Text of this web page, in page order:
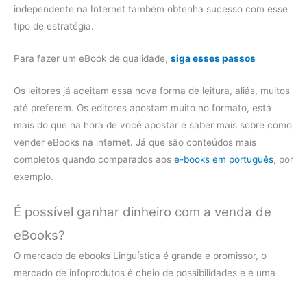
independente na Internet também obtenha sucesso com esse
tipo de estratégia.
Para fazer um eBook de qualidade, siga esses passos
Os leitores já aceitam essa nova forma de leitura, aliás, muitos
até preferem. Os editores apostam muito no formato, está
mais do que na hora de você apostar e saber mais sobre como
vender eBooks na internet. Já que são conteúdos mais
completos quando comparados aos e-books em português, por
exemplo.
É possível ganhar dinheiro com a venda de
eBooks?
O mercado de ebooks Linguística é grande e promissor, o
mercado de infoprodutos é cheio de possibilidades e é uma